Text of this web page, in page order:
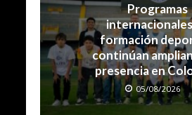
Programas
formación
continúan
presencia en
05/08/2026